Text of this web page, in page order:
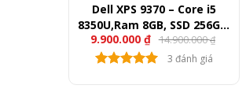
Dell XPS 9370 – Core i5
8350U,Ram 8GB, SSD 256GB,
13.3″ FullHD
9.900.000 ₫ 14.900.000₫
3 đánh giá